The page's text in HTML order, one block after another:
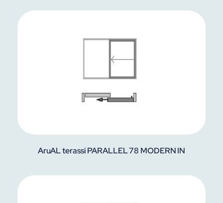
AruAL terassi PARALLEL 78 MODERN IN